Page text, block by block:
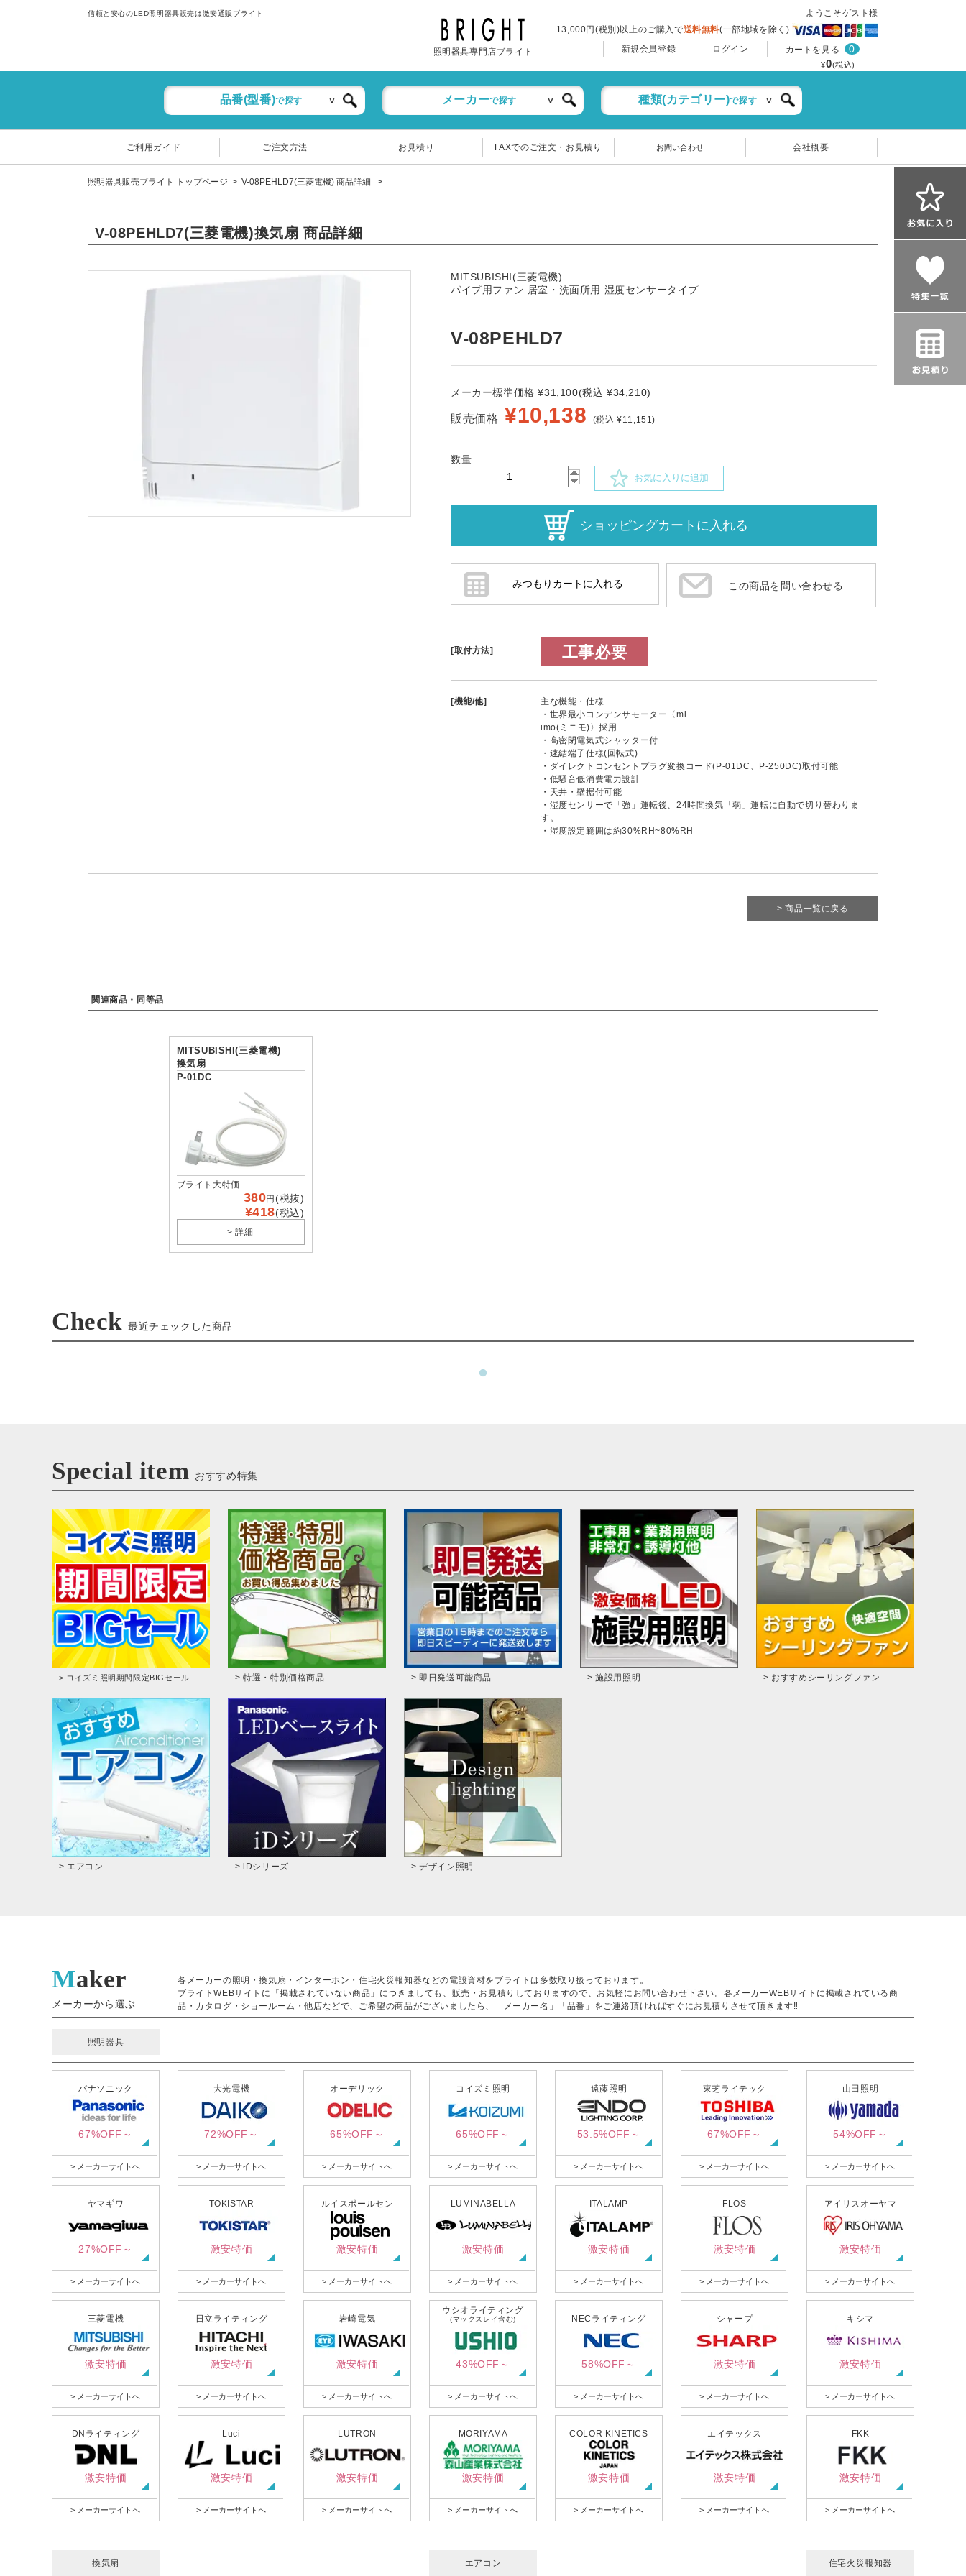
信頼と安心のLED照明器具販売は激安通販ブライト
照明器具専門店ブライト
ようこそゲスト様
13,000円(税別)以上のご購入で送料無料(一部地域を除く)
新規会員登録
ログイン カートを見る 0
¥0(税込)
品番(型番)で探す メーカーで探す 種類(カテゴリー)で探す
ご利用ガイド ご注文方法 お見積り FAXでのご注文・お見積り お問い合わせ 会社概要
照明器具販売ブライト トップページ V-08PEHLD7(三菱電機) 商品詳細
V-08PEHLD7(三菱電機)換気扇 商品詳細
MITSUBISHI(三菱電機)
パイプ用ファン 居室・洗面所用 湿度センサータイプ
V-08PEHLD7
メーカー標準価格 ¥31,100(税込 ¥34,210)
販売価格 ¥10,138 (税込 ¥11,151)
数量
お気に入りに追加
この商品を問い合わせる
[取付方法] 工事必要
[機能/他]
主な機能・仕様
・世界最小コンデンサモーター〈mi
imo(ミニモ)〉採用
・高密閉電気式シャッター付
・速結端子仕様(回転式)
・ダイレクトコンセントプラグ変換コード(P-01DC、P-250DC)取付可能
・低騒音低消費電力設計
・天井・壁据付可能
・湿度センサーで「強」運転後、24時間換気「弱」運転に自動で切り替わりま
す。
・湿度設定範囲は約30%RH~80%RH
> 商品一覧に戻る
関連商品・同等品
MITSUBISHI(三菱電機)
換気扇
P-01DC
ブライト大特価
380円 (税抜)
¥418(税込)
> 詳細
Check 最近チェックした商品
Special item おすすめ特集
> コイズミ照明期間限定BIGセール > 特選・特別価格商品 > 即日発送可能商品 > 施設用照明 > おすすめシーリングファン
> エアコン > iDシリーズ > デザイン照明
Maker
メーカーから選ぶ
各メーカーの照明・換気扇・インターホン・住宅火災報知器などの電設資材をブライトは多数取り扱っております。
ブライトWEBサイトに「掲載されていない商品」につきましても、販売・お見積りしておりますので、お気軽にお問い合わせ下さい。各メーカーWEBサイトに掲載されている商
品・カタログ・ショールーム・他店などで、ご希望の商品がございましたら、「メーカー名」「品番」をご連絡頂ければすぐにお見積りさせて頂きます‼
照明器具
パナソニック
67%OFF～
> メーカーサイトへ
大光電機
72%OFF～
> メーカーサイトへ
オーデリック
65%OFF～
> メーカーサイトへ
コイズミ照明
65%OFF～
> メーカーサイトへ
遠藤照明
53.5%OFF～
> メーカーサイトへ
東芝ライテック
67%OFF～
> メーカーサイトへ
山田照明
54%OFF～
> メーカーサイトへ
ヤマギワ
27%OFF～
> メーカーサイトへ
TOKISTAR
激安特価
> メーカーサイトへ
ルイスポールセン
激安特価
> メーカーサイトへ
LUMINABELLA
激安特価
> メーカーサイトへ
ITALAMP
激安特価
> メーカーサイトへ
FLOS
激安特価
> メーカーサイトへ
アイリスオーヤマ
激安特価
> メーカーサイトへ
三菱電機
激安特価
> メーカーサイトへ
日立ライティング
激安特価
> メーカーサイトへ
岩崎電気
激安特価
> メーカーサイトへ
ウシオライティング
(マックスレイ含む)
43%OFF～
> メーカーサイトへ
NECライティング
58%OFF～
> メーカーサイトへ
シャープ
激安特価
> メーカーサイトへ
キシマ
激安特価
> メーカーサイトへ
DNライティング
激安特価
> メーカーサイトへ
Luci
激安特価
> メーカーサイトへ
LUTRON
激安特価
> メーカーサイトへ
MORIYAMA
激安特価
> メーカーサイトへ
COLOR KINETICS
激安特価
> メーカーサイトへ
エイテックス
激安特価
> メーカーサイトへ
FKK
激安特価
> メーカーサイトへ
換気扇 エアコン 住宅火災報知器